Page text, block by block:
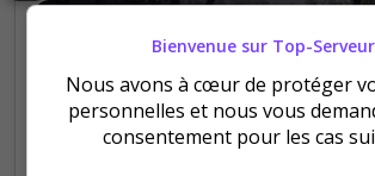
Bienvenue sur Top-
Nous avons à cœur de protéger
personnelles et nous vous
consentement pour les cas